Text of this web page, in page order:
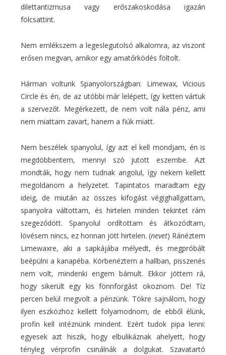
dilettantizmusa vagy erőszakoskodása igazán
fölcsattint.
Nem emlékszem a legeslegutolsó alkalomra, az viszont
erősen megvan, amikor egy amatőrködés föltolt.
Hárman voltunk Spanyolországban: Limewax, Vicious
Circle és én, de az utóbbi már lelépett, így ketten vártuk
a szervezőt. Megérkezett, de nem volt nála pénz, ami
nem miattam zavart, hanem a fiúk miatt.
Nem beszélek spanyolul, így azt el kell mondjam, én is
megdöbbentem, mennyi szó jutott eszembe. Azt
mondták, hogy nem tudnak angolul, így nekem kellett
megoldanom a helyzetet. Tapintatos maradtam egy
ideig, de miután az összes kifogást végighallgattam,
spanyolra váltottam, és hirtelen minden tekintet rám
szegeződött. Spanyolul ordítottam és átkozódtam,
lövésem nincs, ez honnan jött hirtelen. (nevet) Ránéztem
Limewaxre, aki a sapkájába mélyedt, és megpróbált
beépülni a kanapéba. Körbenéztem a hallban, pisszenés
nem volt, mindenki engem bámult. Ekkor jöttem rá,
hogy sikerült egy kis fönnforgást okoznom. De! Tíz
percen belül megvolt a pénzünk. Tökre sajnálom, hogy
ilyen eszközhöz kellett folyamodnom, de ebből élünk,
profin kell intéznünk mindent. Ezért tudok pipa lenni:
egyesek azt hiszik, hogy elbulikáznak ahelyett, hogy
tényleg vérprofin csinálnák a dolgukat. Szavatartó